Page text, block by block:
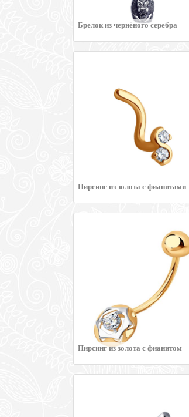
Брелок из чернёного серебра
Пирсинг из золота с фианитами
Пирсинг из золота с фианитом